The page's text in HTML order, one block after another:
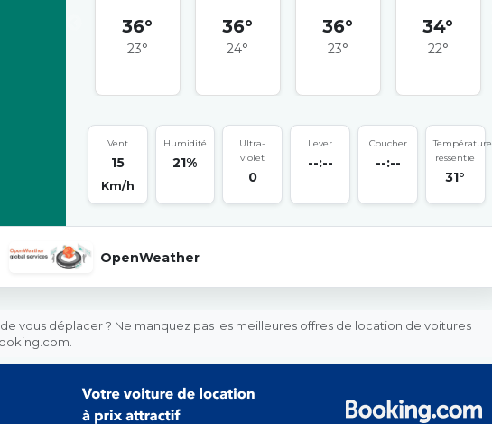
36°
23°
36°
24°
36°
23°
34°
22°
Vent
15
Km/h
Humidité
21%
Ultra-
violet
0
Lever
--:--
Coucher
--:--
Température
ressentie
31°
OpenWeather
vous déplacer ? Ne manquez pas les meilleures offres de location de voitures